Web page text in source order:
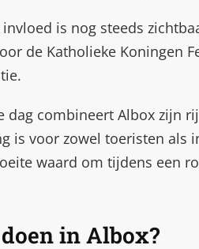
is nog steeds
de Katholieke Koningen
dag combineert Albox zijn
is voor zowel toeristen als
waard om tijdens een
in Albox?